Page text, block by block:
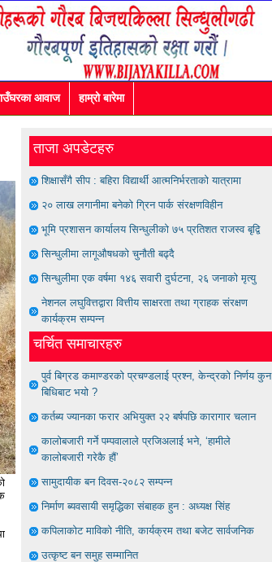
आवाज हाम्रो बारेमा
ताजा अपडेटहरु
शिक्षासँगै सीप : बहिरा विद्यार्थी आत्मनिर्भरताको यात्रामा
२० लाख लगानीमा बनेको ग्रिन पार्क संरक्षणविहीन
भूमि प्रशासन कार्यालय सिन्धुलीको ७५ प्रतिशत राजस्व बृद्वि
सिन्धुलीमा लागूऔषधको चुनौती बढ्दै
सिन्धुलीमा एक वर्षमा १४६ सवारी दुर्घटना, २६ जनाको मृत्यु
नेशनल लघुवित्तद्वारा वित्तीय साक्षरता तथा ग्राहक संरक्षण
कार्यक्रम सम्पन्न
चर्चित समाचारहरु
पुर्व बिग्रड कमाण्डरकाे प्रचण्डलाई प्रश्न, केन्द्रको निर्णय कुन
बिधिबाट भयाे ?
कर्तब्य ज्यानका फरार अभियुक्त २२ बर्षपछि कारागार चलान
कालोबजारी गर्ने पम्पवालाले प्रजिअलाई भने, ‘हामीले
कालोबजारी गरेकै हौं’
सामुदायीक बन दिवस-२०८२ सम्पन्न
निर्माण ब्यवसायी समृद्धिका संबाहक हुन : अध्यक्ष सिंह
कपिलाकोट माविको नीति, कार्यक्रम तथा बजेट सार्वजनिक
उत्कृष्ट बन समुह सम्मानित